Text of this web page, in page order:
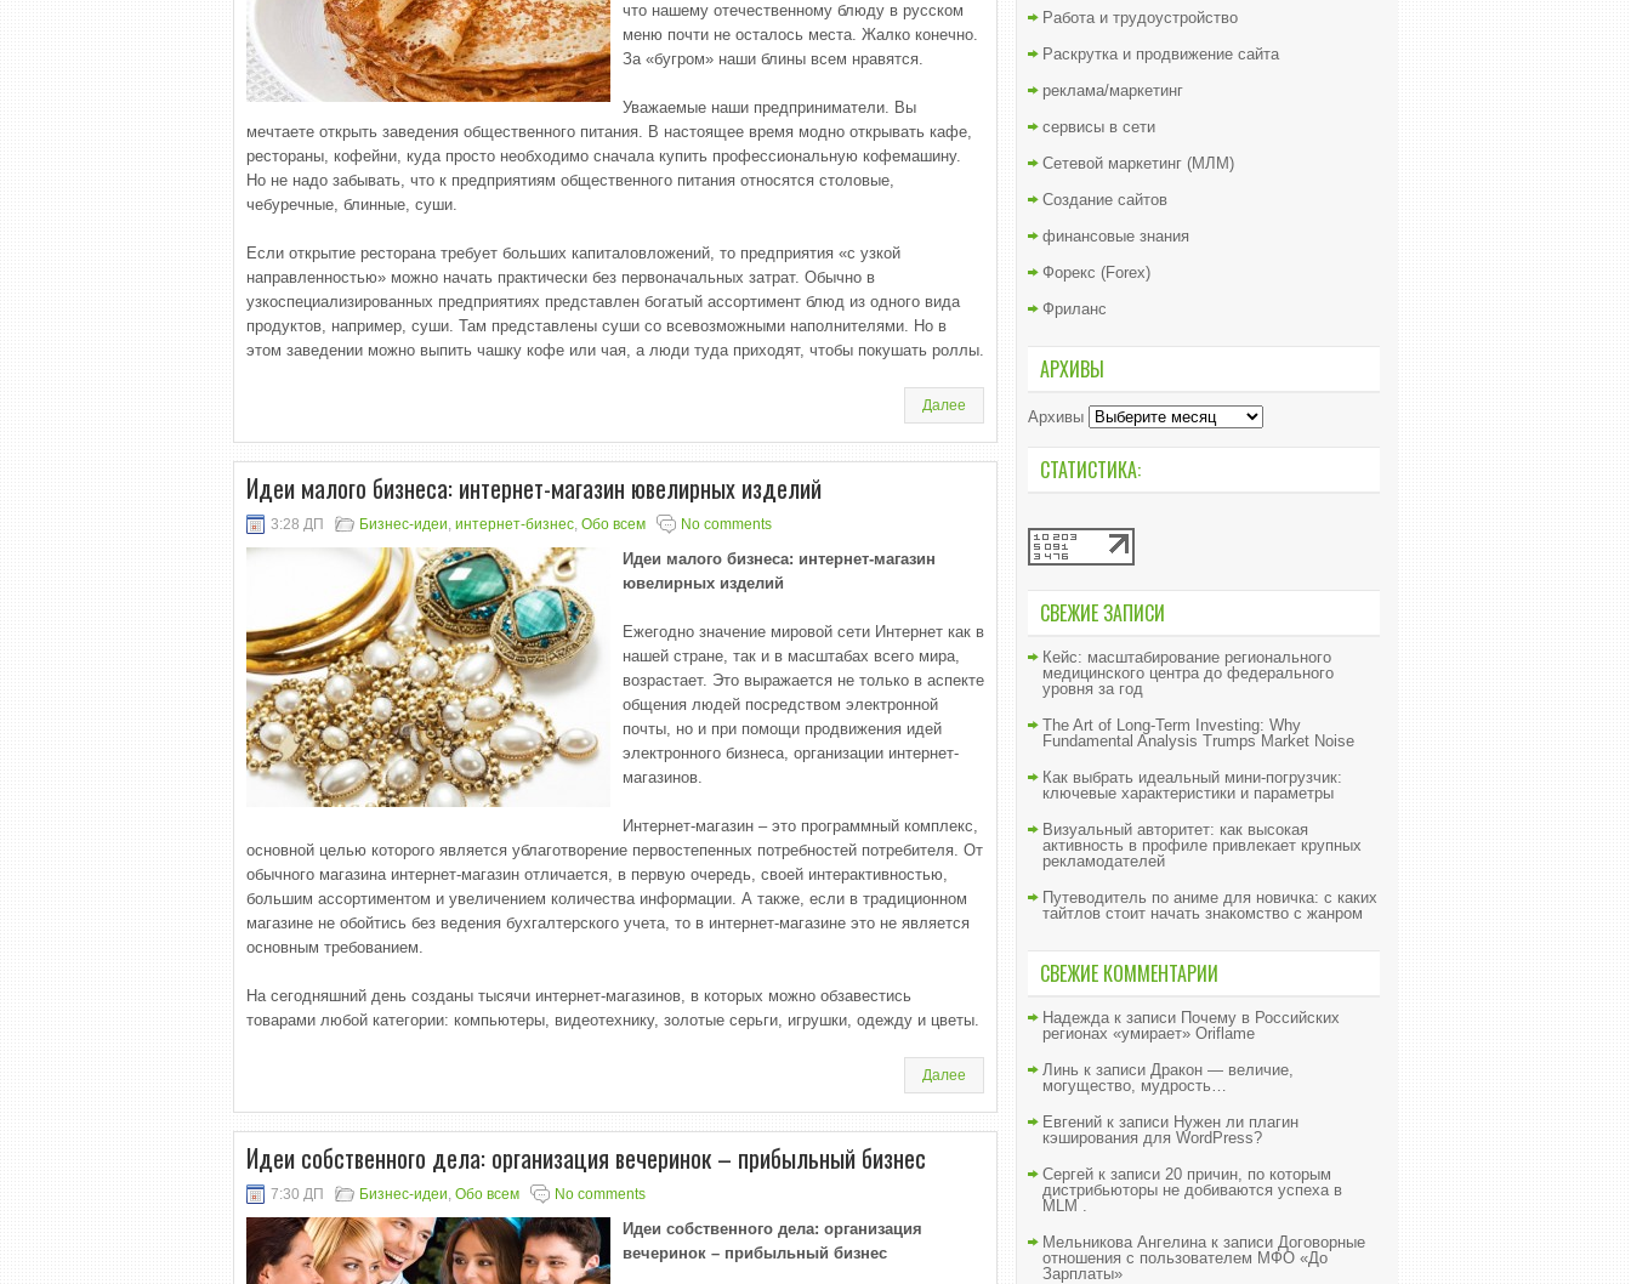
что нашему отечественному блюду в русском
меню почти не осталось места. Жалко конечно.
За «бугром» наши блины всем нравятся.
Уважаемые наши предприниматели. Вы
мечтаете открыть заведения общественного питания. В настоящее время модно открывать кафе,
рестораны, кофейни, куда просто необходимо сначала купить профессиональную кофемашину.
Но не надо забывать, что к предприятиям общественного питания относятся столовые,
чебуречные, блинные, суши.
Если открытие ресторана требует больших капиталовложений, то предприятия «с узкой
направленностью» можно начать практически без первоначальных затрат. Обычно в
узкоспециализированных предприятиях представлен богатый ассортимент блюд из одного вида
продуктов, например, суши. Там представлены суши со всевозможными наполнителями. Но в
этом заведении можно выпить чашку кофе или чая, а люди туда приходят, чтобы покушать роллы.
Далее
Идеи малого бизнеса: интернет-магазин ювелирных изделий
3:28 ДП Бизнес-идеи, интернет-бизнес, Обо всем No comments
Идеи малого бизнеса: интернет-магазин
ювелирных изделий
Ежегодно значение мировой сети Интернет как в
нашей стране, так и в масштабах всего мира,
возрастает. Это выражается не только в аспекте
общения людей посредством электронной
почты, но и при помощи продвижения идей
электронного бизнеса, организации интернет-
магазинов.
Интернет-магазин – это программный комплекс,
основной целью которого является ублаготворение первостепенных потребностей потребителя. От
обычного магазина интернет-магазин отличается, в первую очередь, своей интерактивностью,
большим ассортиментом и увеличением количества информации. А также, если в традиционном
магазине не обойтись без ведения бухгалтерского учета, то в интернет-магазине это не является
основным требованием.
На сегодняшний день созданы тысячи интернет-магазинов, в которых можно обзавестись
товарами любой категории: компьютеры, видеотехнику, золотые серьги, игрушки, одежду и цветы.
Далее
Идеи собственного дела: организация вечеринок – прибыльный бизнес
7:30 ДП Бизнес-идеи, Обо всем No comments
Идеи собственного дела: организация
вечеринок – прибыльный бизнес
Работа и трудоустройство
Раскрутка и продвижение сайта
реклама/маркетинг
сервисы в сети
Сетевой маркетинг (МЛМ)
Создание сайтов
финансовые знания
Форекс (Forex)
Фриланс
АРХИВЫ
Архивы
СТАТИСТИКА:
СВЕЖИЕ ЗАПИСИ
Кейс: масштабирование регионального
медицинского центра до федерального
уровня за год
The Art of Long-Term Investing: Why
Fundamental Analysis Trumps Market Noise
Как выбрать идеальный мини-погрузчик:
ключевые характеристики и параметры
Визуальный авторитет: как высокая
активность в профиле привлекает крупных
рекламодателей
Путеводитель по аниме для новичка: с каких
тайтлов стоит начать знакомство с жанром
СВЕЖИЕ КОММЕНТАРИИ
Надеждак записи Почему в Российских
регионах «умирает» Oriflame
Линь к записи Дракон — величие,
могущество, мудрость…
Евгений к записи Нужен ли плагин
кэширования для WordPress?
Сергей к записи 20 причин, по которым
дистрибьюторы не добиваются успеха в
MLM .
Мельникова Ангелинак записи Договорные
отношения с пользователем МФО «До
Зарплаты»